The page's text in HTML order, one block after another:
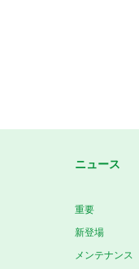
ニュース
重要
新登場
メンテナンス